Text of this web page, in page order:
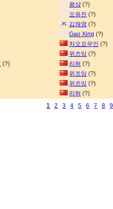
왕샹 (?)
오유진 (?)
김채영 (?)
Gao Xing (?)
차오요우인 (?)
위즈잉 (?)
(?) 리허 (?)
위즈잉 (?)
위즈잉 (?)
리허 (?)
1
2 3 4 5 6 7 8 9